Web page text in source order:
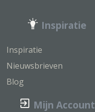
Inspiratie
Inspiratie
Nieuwsbrieven
Blog
Mijn Account